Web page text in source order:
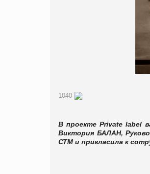
1040
В проектеPrivate label
Виктория БАЛАН,
СТМ и пригласила к